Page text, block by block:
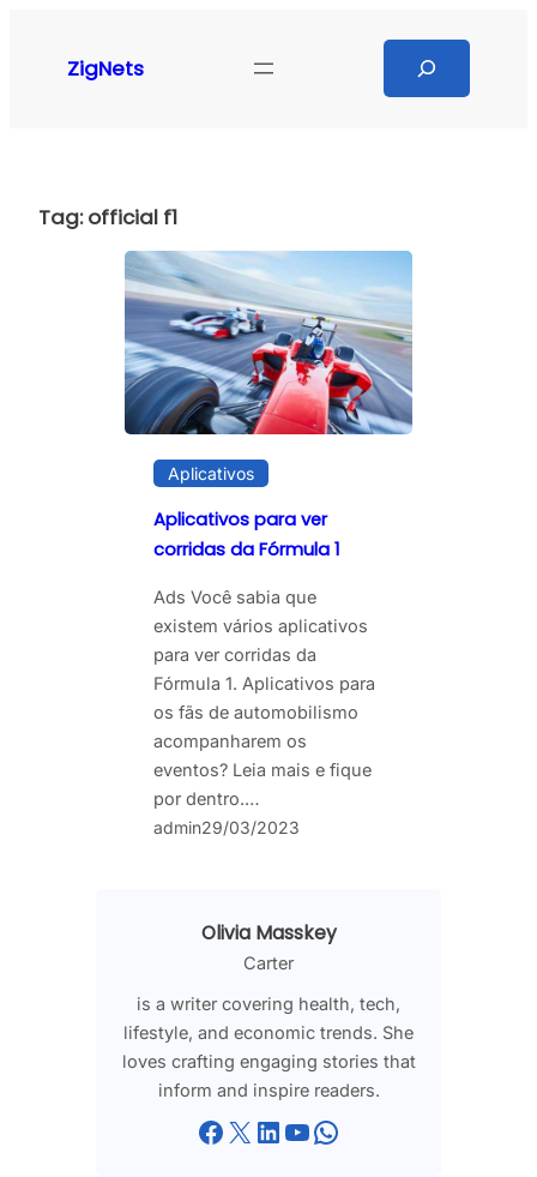
ZigNets
Tag:official f1
Aplicativos
Aplicativos para ver
corridas da Fórmula 1
Ads Você sabia que
existem vários aplicativos
para ver corridas da
Fórmula 1. Aplicativos para
os fãs de automobilismo
acompanharem os
eventos? Leia mais e fique
por dentro.…
admin29/03/2023
Olivia Masskey
Carter
is a writer covering health, tech,
lifestyle, and economic trends. She
loves crafting engaging stories that
inform and inspire readers.
Facebook X LinkedIn YouTube WhatsApp